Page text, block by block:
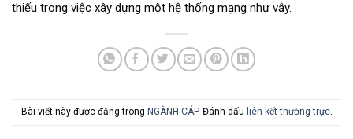
thiếu trong việc xây dựng một hệ thống mạng như vậy.
Bài viết này được đăng trong NGÀNH CÁP. Đánh dấu liên kết thường trực.